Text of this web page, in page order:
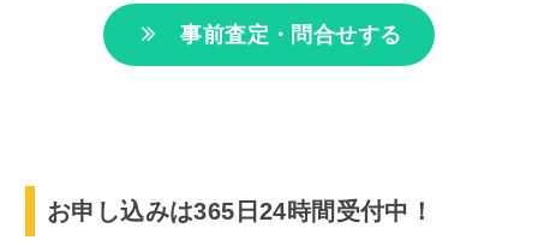
事前査定・問合せする
お申し込みは365日24時間受付中！